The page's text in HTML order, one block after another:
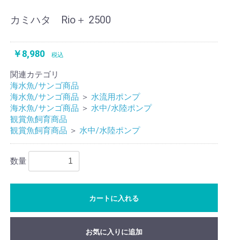
カミハタ Rio＋ 2500
￥8,980 税込
関連カテゴリ
海水魚/サンゴ商品
海水魚/サンゴ商品 ＞ 水流用ポンプ
海水魚/サンゴ商品 ＞ 水中/水陸ポンプ
観賞魚飼育商品
観賞魚飼育商品 ＞ 水中/水陸ポンプ
数量
カートに入れる
お気に入りに追加